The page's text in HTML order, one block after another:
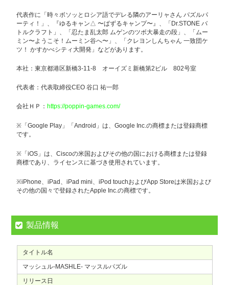
代表作に「時々ボソッとロシア語でデレる隣のアーリャさん パズルパ
ーティ！」、『ゆるキャン△ 〜ぱずるキャンプ〜』、「Dr.STONE バ
トルクラフト」、「忍たま乱太郎 ムゲンのツボ大暴走の段」、「ムー
ミン〜ようこそ！ムーミン谷へ〜」、「クレヨンしんちゃん 一致団ケ
ツ！ かすかべシティ大開発」などがあります。
本社：東京都港区新橋3-11-8 オーイズミ新橋第2ビル 802号室
代表者：代表取締役CEO 谷口 祐一郎
会社ＨＰ： https://poppin-games.com/
※「Google Play」「Android」は、Google Inc.の商標または登録商標
です。
※「iOS」は、Ciscoの米国およびその他の国における商標または登録
商標であり、ライセンスに基づき使用されています。
※iPhone、iPad、iPad mini、iPod touchおよびApp Storeは米国および
その他の国々で登録されたApple Inc.の商標です。
製品情報
タイトル名
マッシュル-MASHLE- マッスルパズル
リリース日